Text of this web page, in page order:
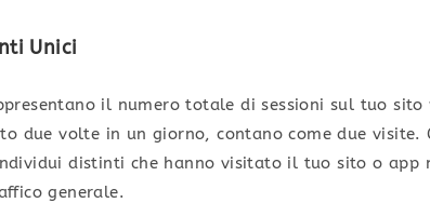
Unici
il numero totale di sessioni sul tuo
due volte in un giorno, contano come due visite.
distinti che hanno visitato il tuo sito o app
generale.